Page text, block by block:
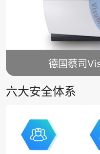
德国蔡司
六大安全体系